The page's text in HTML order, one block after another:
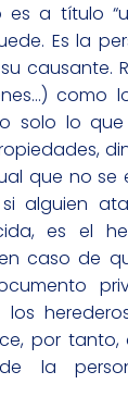
es a título
Es la
causante.
como
solo lo
que no se
alguien
es el
caso de
los
por
la